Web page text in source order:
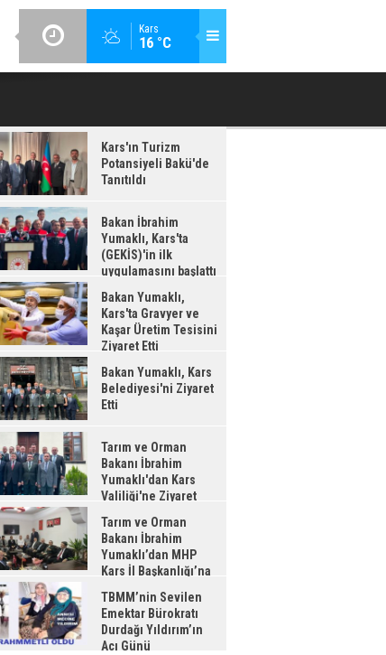
Kars
16 °C
BAKAN İBRAHIM YUMAKLI, KARS'TA (GEKİS)'IN ILK
Kars'ın Turizm
Potansiyeli Bakü'de
Tanıtıldı
Bakan İbrahim
Yumaklı, Kars'ta
(GEKİS)'in ilk
uygulamasını başlattı
Bakan Yumaklı,
Kars'ta Gravyer ve
Kaşar Üretim Tesisini
Ziyaret Etti
Bakan Yumaklı, Kars
Belediyesi'ni Ziyaret
Etti
Tarım ve Orman
Bakanı İbrahim
Yumaklı'dan Kars
Valiliği'ne Ziyaret
Tarım ve Orman
Bakanı İbrahim
Yumaklı’dan MHP
Kars İl Başkanlığı’na
TBMM’nin Sevilen
Emektar Bürokratı
Durdağı Yıldırım’ın
Acı Günü